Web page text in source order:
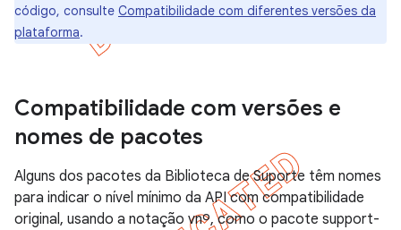
código, consulte Compatibilidade com diferentes versões da
plataforma.
Compatibilidade com versões e
nomes de pacotes
Alguns dos pacotes da Biblioteca de Suporte têm nomes
para indicar o nível mínimo da API com compatibilidade
original, usando a notação vnº, como o pacote support-